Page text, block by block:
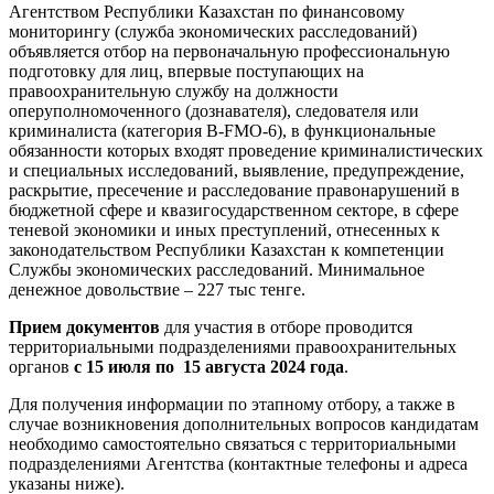
Агентством Республики Казахстан по финансовому
мониторингу (служба экономических расследований)
объявляется отбор на первоначальную профессиональную
подготовку для лиц, впервые поступающих на
правоохранительную службу на должности
оперуполномоченного (дознавателя), следователя или
криминалиста (категория В-FMO-6), в функциональные
обязанности которых входят проведение криминалистических
и специальных исследований, выявление, предупреждение,
раскрытие, пресечение и расследование правонарушений в
бюджетной сфере и квазигосударственном секторе, в сфере
теневой экономики и иных преступлений, отнесенных к
законодательством Республики Казахстан к компетенции
Службы экономических расследований. Минимальное
денежное довольствие – 227 тыс тенге.
Прием документов для участия в отборе проводится
территориальными подразделениями правоохранительных
органов с 15 июля по 15 августа 2024 года.
Для получения информации по этапному отбору, а также в
случае возникновения дополнительных вопросов кандидатам
необходимо самостоятельно связаться c территориальными
подразделениями Агентства (контактные телефоны и адреса
указаны ниже).